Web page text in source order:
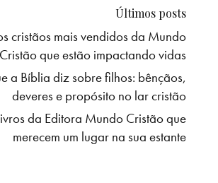
Últimos posts
cristãos mais vendidos da Mundo
Cristão que estão impactando vidas
a Bíblia diz sobre filhos: bênçãos,
deveres e propósito no lar cristão
da Editora Mundo Cristão que
merecem um lugar na sua estante